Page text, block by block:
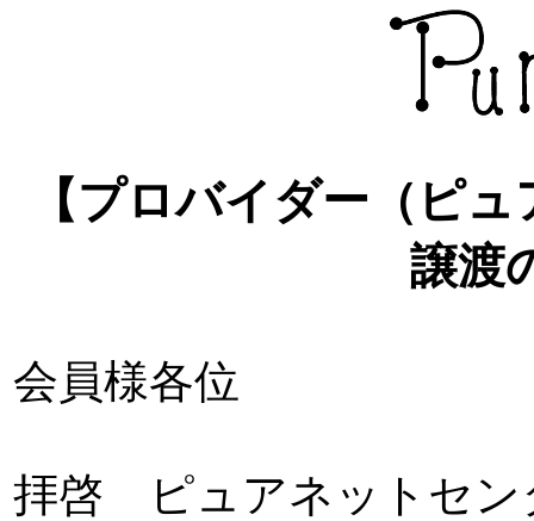
【プロバイダー（ピ
譲渡
会員様各位
拝啓 ピュアネットセン